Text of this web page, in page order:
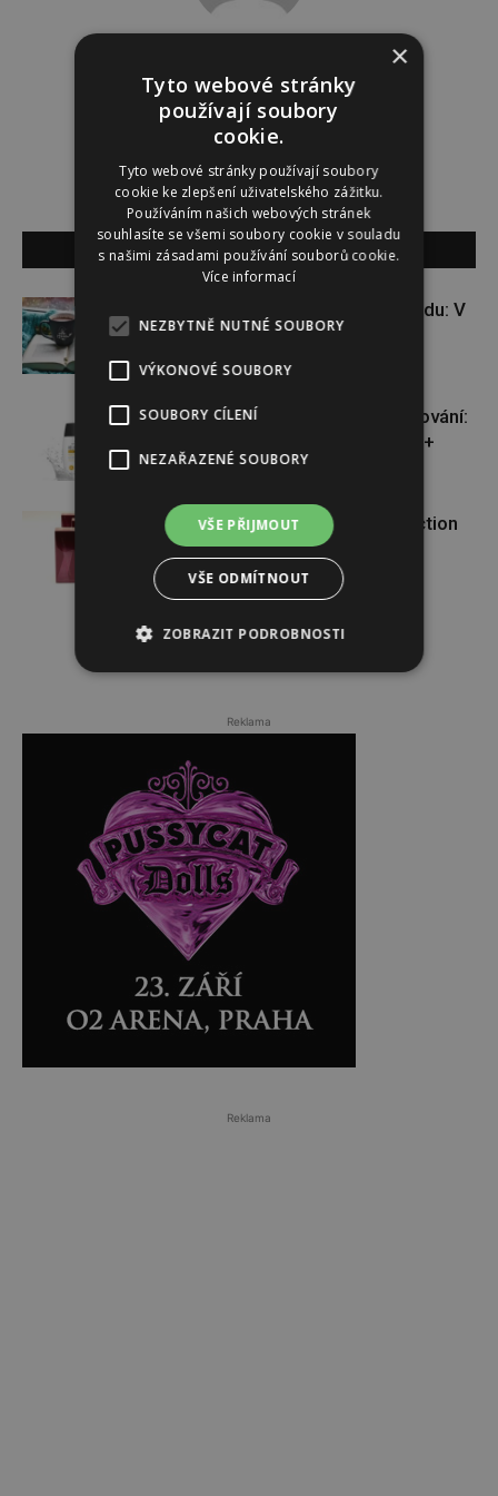
Redakce
Redakce magazínu Instinkt.
SOUVISEJÍCÍ ČLÁNKY
VÝHERCI: kniha pro dobrou náladu: V
padesáti na začátku
VÝHERCI: novinka ve světě opalování:
Heliocare Water Gel SPF 50+
VÝHERCI: o krásnou vůni Attraction
Sensation od AVONu
Reklama
Reklama
×
Tyto webové stránky
používají soubory
cookie.
Tyto webové stránky používají soubory
cookie ke zlepšení uživatelského zážitku.
Používáním našich webových stránek
souhlasíte se všemi soubory cookie v souladu
s našimi zásadami používání souborů cookie.
Více informací
NEZBYTNĚ NUTNÉ SOUBORY
VÝKONOVÉ SOUBORY
SOUBORY CÍLENÍ
NEZAŘAZENÉ SOUBORY
VŠE PŘIJMOUT
VŠE ODMÍTNOUT
ZOBRAZIT PODROBNOSTI